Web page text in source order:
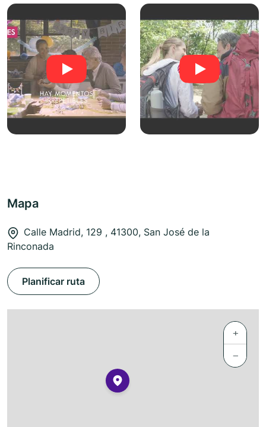
Mapa
Calle Madrid, 129 , 41300, San José de la
Rinconada
Planificar ruta
+
−